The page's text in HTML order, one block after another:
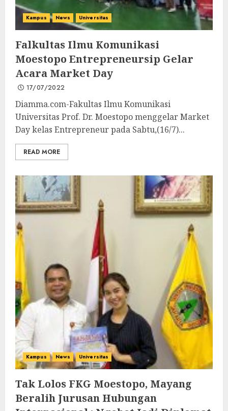
Kampus News Universitas
Falkultas Ilmu Komunikasi
Moestopo Entrepreneursip Gelar
Acara Market Day
17/07/2022
Diamma.com-Fakultas Ilmu Komunikasi
Universitas Prof. Dr. Moestopo menggelar Market
Day kelas Entrepreneur pada Sabtu,(16/7)...
READ MORE
Kampus News Universitas
Tak Lolos FKG Moestopo, Mayang
Beralih Jurusan Hubungan